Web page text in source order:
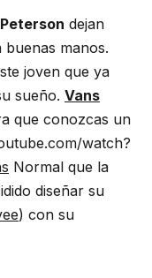
dejan
manos.
joven que ya
sueño. Vans
que conozcas un
watch?
Normal que la
diseñar su
) con su